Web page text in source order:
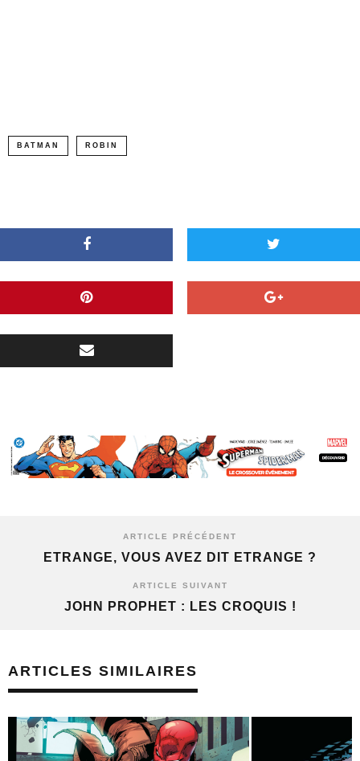
BATMAN ROBIN
ARTICLE PRÉCÉDENT
ETRANGE, VOUS AVEZ DIT ETRANGE ?
ARTICLE SUIVANT
JOHN PROPHET : LES CROQUIS !
ARTICLES SIMILAIRES